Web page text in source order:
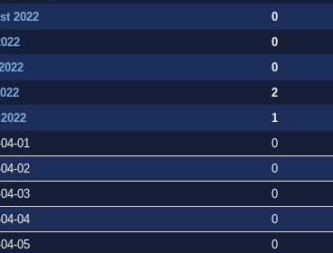
2022
0
0
0
2
1
01
0
02
0
03
0
04
0
05
0